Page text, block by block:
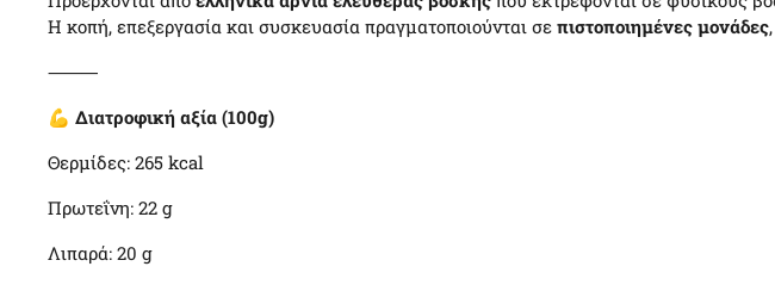
Η κοπή, επεξεργασία και συσκευασία πραγματοποιούνται σε πιστοποιημένες μονάδες
⸻
💪 Διατροφική αξία (100g)
Θερμίδες: 265 kcal
Πρωτεΐνη: 22 g
Λιπαρά: 20 g